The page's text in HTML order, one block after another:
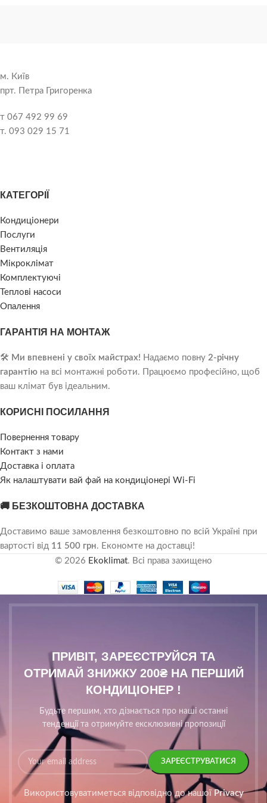
м. Київ
прт. Петра Григоренка
т 067 492 99 69
т. 093 029 15 71
КАТЕГОРІЇ
Кондиціонери
Послуги
Вентиляція
Мікроклімат
Комплектуючі
Теплові насоси
Опалення
ГАРАНТІЯ НА МОНТАЖ
🛠️ Ми впевнені у своїх майстрах! Надаємо повну 2-річну
гарантію на всі монтажні роботи. Працюємо професійно, щоб
ваш клімат був ідеальним.
КОРИСНІ ПОСИЛАННЯ
Повернення товару
Контакт з нами
Доставка і оплата
Як налаштувати вай фай на кондиціонері Wi-Fi
🚚 БЕЗКОШТОВНА ДОСТАВКА
Доставимо ваше замовлення безкоштовно по всій Україні при
вартості від 11 500 грн. Економте на доставці!
© 2026 Ekoklimat. Всі права захищено
ПРИВІТ, ЗАРЕЄСТРУЙСЯ ТА
ОТРИМАЙ ЗНИЖКУ 200₴ НА ПЕРШИЙ
КОНДИЦІОНЕР !
Будьте першим, хто дізнається про наші останні
тенденції та отримуйте ексклюзивні пропозиції
Використовуватиметься відповідно до нашої Privacy